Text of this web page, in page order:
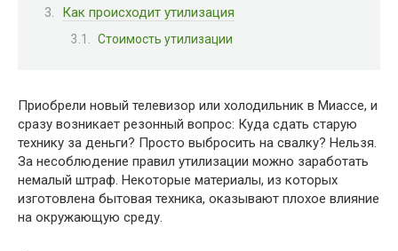
Как происходит утилизация
Стоимость утилизации
Приобрели новый телевизор или холодильник в Миассе, и
сразу возникает резонный вопрос: Куда сдать старую
технику за деньги? Просто выбросить на свалку? Нельзя.
За несоблюдение правил утилизации можно заработать
немалый штраф. Некоторые материалы, из которых
изготовлена бытовая техника, оказывают плохое влияние
на окружающую среду.